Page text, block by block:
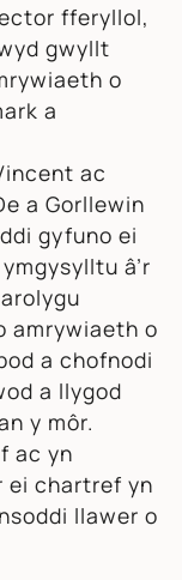
fferyllol,
gwyllt
o
a
ac
a Gorllewin
gyfuno ei
â’r
amrywiaeth o
a chofnodi
a llygod
y môr.
ac yn
ei chartref yn
llawer o